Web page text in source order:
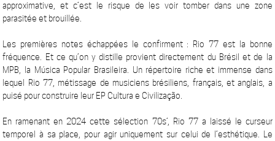
approximative, et c’est le risque de les voir tomber dans une zone
parasitée et brouillée.
Les premières notes échappées le confirment : Rio 77 est la bonne
fréquence. Et ce qu’on y distille provient directement du Brésil et de la
MPB, la Música Popular Brasileira. Un répertoire riche et immense dans
lequel Rio 77, métissage de musiciens brésiliens, français, et anglais, a
puisé pour construire leur EP Cultura e Civilização.
En ramenant en 2024 cette sélection 70s’, Rio 77 a laissé le curseur
temporel à sa place, pour agir uniquement sur celui de l’esthétique. Le